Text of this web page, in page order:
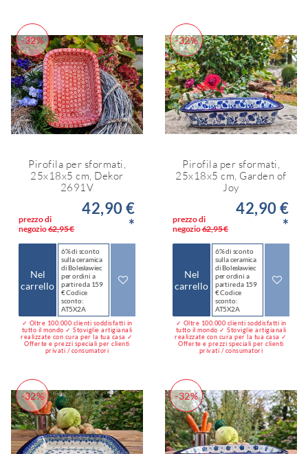
-32%
Pirofila per sformati,
25x18x5 cm, Dekor
2691V
prezzo di
negozio62,95 €
42,90 €
*
Nel
carrello
6% di sconto
sulla ceramica
di Bolesławiec
per ordini a
partire da 159
€ Codice
sconto:
AT5X2A
✓ Oltre 100.000 clienti soddisfatti in
tutto il mondo ✓ Stoviglie artigianali
realizzate con cura per la tua casa ✓
Offerte e prezzi speciali per clienti
privati / consumatori
-32%
Pirofila per sformati,
25x18x5 cm, Garden of
Joy
prezzo di
negozio62,95 €
42,90 €
*
Nel
carrello
6% di sconto
sulla ceramica
di Bolesławiec
per ordini a
partire da 159
€ Codice
sconto:
AT5X2A
✓ Oltre 100.000 clienti soddisfatti in
tutto il mondo ✓ Stoviglie artigianali
realizzate con cura per la tua casa ✓
Offerte e prezzi speciali per clienti
privati / consumatori
-32% -32%